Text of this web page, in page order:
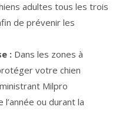
adultes tous les trois
de prévenir les
: Dans les zones à
votre chien
Milpro
ou durant la